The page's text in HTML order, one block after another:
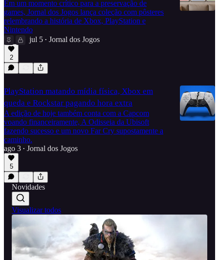
Em um momento crítico para a preservação de
games, Jornal dos Jogos lança coleção com pôsteres
relembrando a história de Xbox, PlayStation e
Nintendo
jul 5 • Jornal dos Jogos
2
PlayStation matando mídia física, Xbox em
queda e Rockstar pagando hora extra
A edição de hoje também conta com a Capcom
voando financeiramente, A Odisseia da Ubisoft
fazendo sucesso e um novo Far Cry supostamente a
caminho.
ago 3 • Jornal dos Jogos
5
Novidades
Visualizar todos